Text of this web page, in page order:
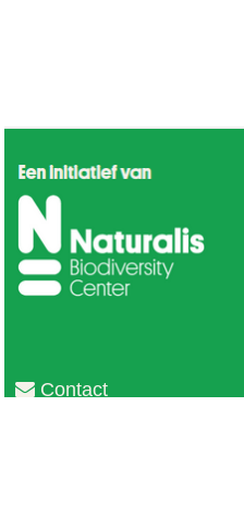
Contact